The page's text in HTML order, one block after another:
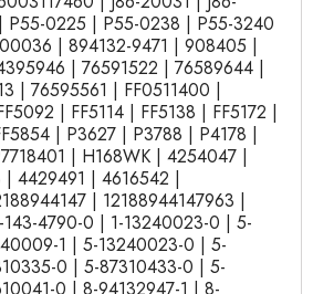
0225 | P55-0238 | P55-3240
| 894132-9471 | 908405 |
| 76591522 | 76589644 |
| 76595561 | FF0511400 |
| FF5114 | FF5138 | FF5172 |
| P3627 | P3788 | P4178 |
| H168WK | 4254047 |
4429491 | 4616542 |
| 12188944147963 |
4790-0 | 1-13240023-0 | 5-
1 | 5-13240023-0 | 5-
0 | 5-87310433-0 | 5-